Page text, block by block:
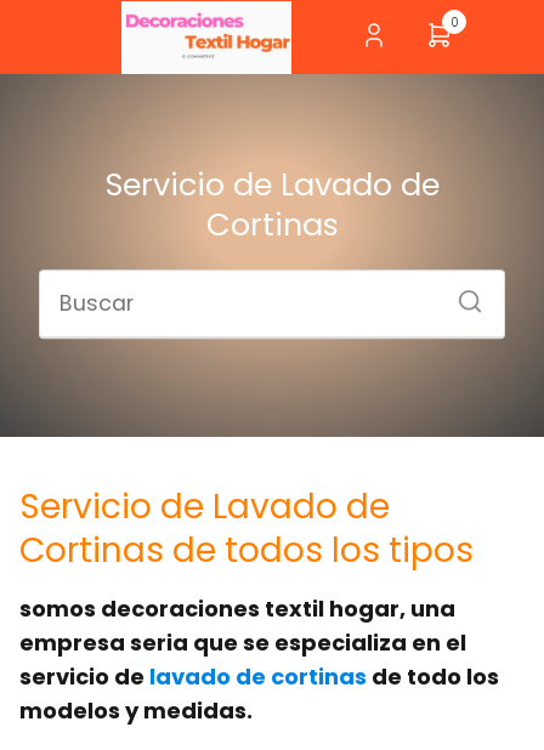
0
Servicio de Lavado de
Cortinas
Servicio de Lavado de
Cortinas de todos los tipos
somos decoraciones textil hogar, una
empresa seria que se especializa en el
servicio de lavado de cortinas de todo los
modelos y medidas.